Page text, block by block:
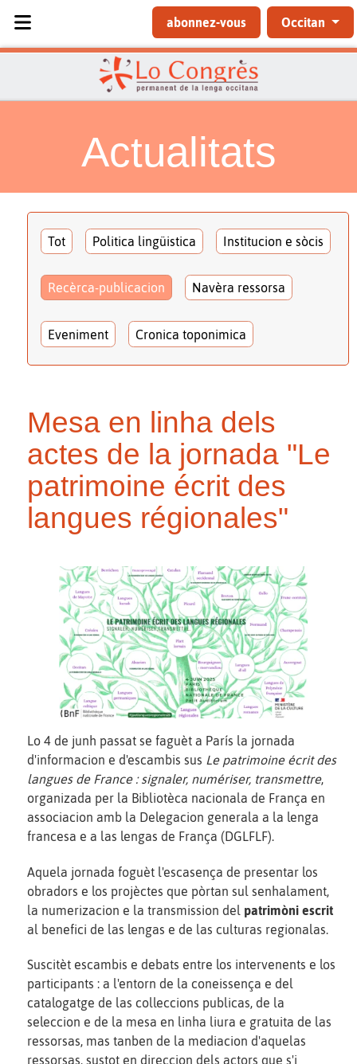
abonnez-vous Occitan
Actualitats
Tot Politica lingüistica Institucion e sòcis
Recèrca-publicacion Navèra ressorsa
Eveniment Cronica toponimica
Mesa en linha dels
actes de la jornada "Le
patrimoine écrit des
langues régionales"
Lo 4 de junh passat se faguèt a París la jornada
d'informacion e d'escambis sus Le patrimoine écrit des
langues de France : signaler, numériser, transmettre,
organizada per la Bibliotèca nacionala de França en
associacion amb la Delegacion generala a la lenga
francesa e a las lengas de França (DGLFLF).
Aquela jornada foguèt l'escasença de presentar los
obradors e los projèctes que pòrtan sul senhalament,
la numerizacion e la transmission del patrimòni escrit
al benefici de las lengas e de las culturas regionalas.
Suscitèt escambis e debats entre los intervenents e los
participants : a l'entorn de la coneissença e del
catalogatge de las colleccions publicas, de la
seleccion e de la mesa en linha liura e gratuita de las
ressorsas, mas tanben de la mediacion d'aquelas
ressorsas, sustot en direccion dels actors que s'i